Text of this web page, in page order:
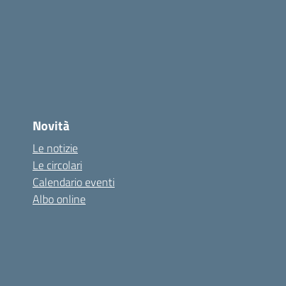
Novità
Le notizie
Le circolari
Calendario eventi
Albo online